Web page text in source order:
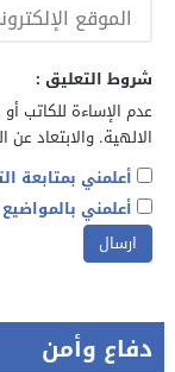
شروط التعليق :
عدم الإساءة للكاتب
الالهية. والابتعاد
أعلمني بمتابعة
أعلمني
دفاع وأمن